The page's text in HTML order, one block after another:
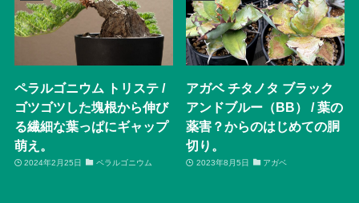
ペラルゴニウム トリステ /
ゴツゴツした塊根から伸び
る繊細な葉っぱにギャップ
萌え。
2024年2月25日 ペラルゴニウム
アガベ チタノタ ブラック
アンドブルー（BB） / 葉の
薬害？からのはじめての胴
切り。
2023年8月5日 アガベ